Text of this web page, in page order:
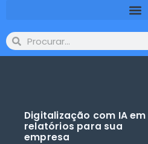
Digitalização com IA em
relatórios para sua
empresa